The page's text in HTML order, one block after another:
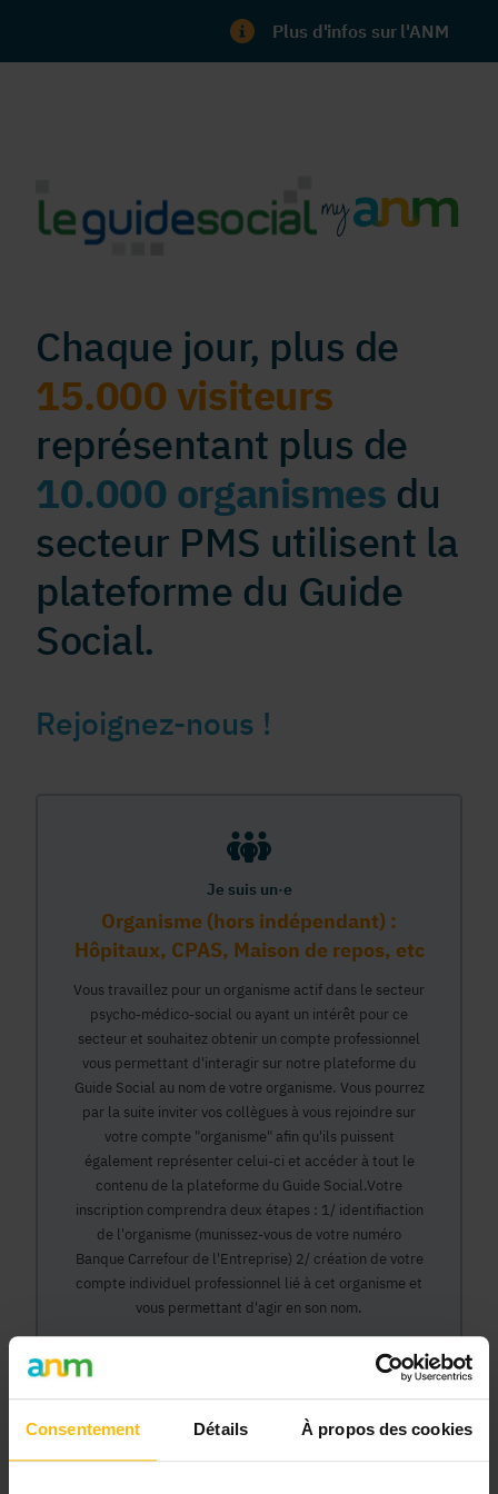
Consentement Détails À propos des cookies
Plus d'infos sur l'ANM
Chaque jour, plus de
15.000 visiteurs
représentant plus de
10.000 organismes du
secteur PMS utilisent la
plateforme du Guide
Social.
Rejoignez-nous !
Je suis un·e
Organisme (hors indépendant) :
Hôpitaux, CPAS, Maison de repos, etc
Vous travaillez pour un organisme actif dans le secteur
psycho-médico-social ou ayant un intérêt pour ce
secteur et souhaitez obtenir un compte professionnel
vous permettant d'interagir sur notre plateforme du
Guide Social au nom de votre organisme. Vous pourrez
par la suite inviter vos collègues à vous rejoindre sur
votre compte "organisme" afin qu'ils puissent
également représenter celui-ci et accéder à tout le
contenu de la plateforme du Guide Social.Votre
inscription comprendra deux étapes : 1/ identifiaction
de l'organisme (munissez-vous de votre numéro
Banque Carrefour de l'Entreprise) 2/ création de votre
compte individuel professionnel lié à cet organisme et
vous permettant d'agir en son nom.